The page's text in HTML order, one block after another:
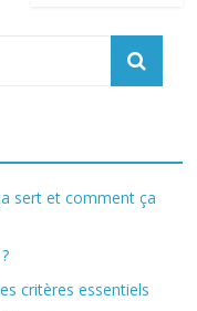
sert et comment ça
critères essentiels